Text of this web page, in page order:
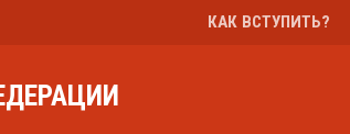
КАК ВСТУПИТЬ?